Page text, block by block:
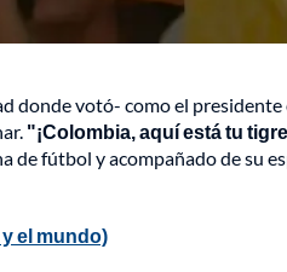
votó- como el
"¡Colombia, aquí está tu
de fútbol y acompañado de su
el mundo)